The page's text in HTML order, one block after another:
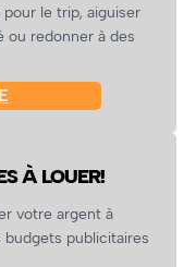
pour le trip, aiguiser
ou redonner à des
À LOUER!
votre argent à
publicitaires